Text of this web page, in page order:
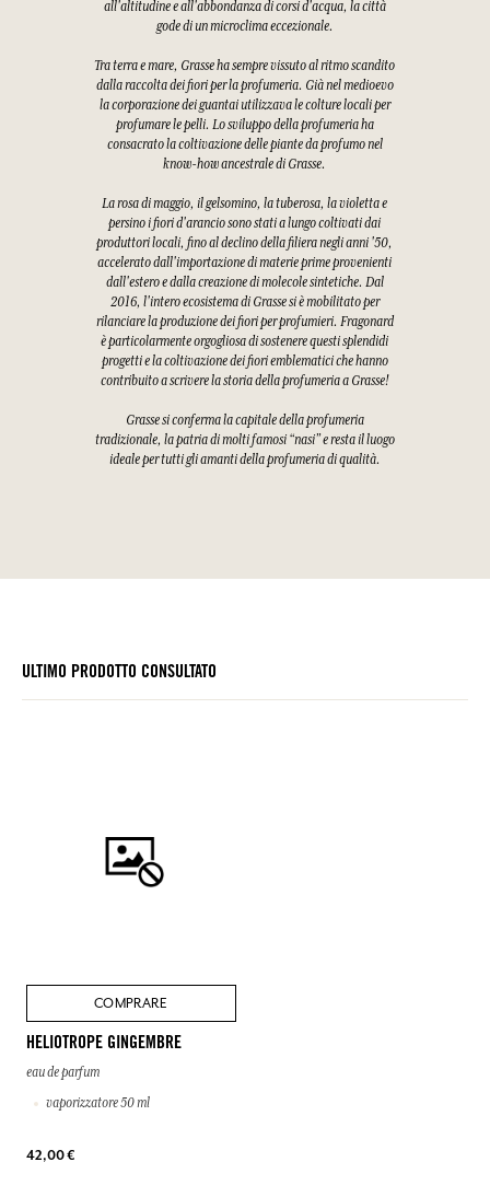
all'altitudine e all'abbondanza di corsi d'acqua, la città
gode di un microclima eccezionale.
Tra terra e mare, Grasse ha sempre vissuto al ritmo scandito
dalla raccolta dei fiori per la profumeria. Già nel medioevo
la corporazione dei guantai utilizzava le colture locali per
profumare le pelli. Lo sviluppo della profumeria ha
consacrato la coltivazione delle piante da profumo nel
know-how ancestrale di Grasse.
La rosa di maggio, il gelsomino, la tuberosa, la violetta e
persino i fiori d'arancio sono stati a lungo coltivati dai
produttori locali, fino al declino della filiera negli anni '50,
accelerato dall'importazione di materie prime provenienti
dall'estero e dalla creazione di molecole sintetiche. Dal
2016, l'intero ecosistema di Grasse si è mobilitato per
rilanciare la produzione dei fiori per profumieri. Fragonard
è particolarmente orgogliosa di sostenere questi splendidi
progetti e la coltivazione dei fiori emblematici che hanno
contribuito a scrivere la storia della profumeria a Grasse!
Grasse si conferma la capitale della profumeria
tradizionale, la patria di molti famosi “nasi” e resta il luogo
ideale per tutti gli amanti della profumeria di qualità.
ULTIMO PRODOTTO CONSULTATO
COMPRARE
HELIOTROPE GINGEMBRE
eau de parfum
vaporizzatore 50 ml
42,00 €